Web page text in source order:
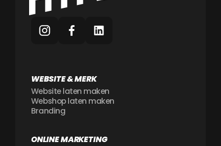
WEBSITE & MERK
Website laten maken
Webshop laten maken
Branding
ONLINE MARKETING